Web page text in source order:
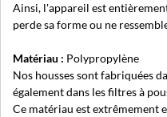
Ainsi, l'appareil est
perde sa forme ou ne
Matériau : Polypropylène
Nos housses sont fabriquées
également dans les filtres à
Ce matériau est extrêmement